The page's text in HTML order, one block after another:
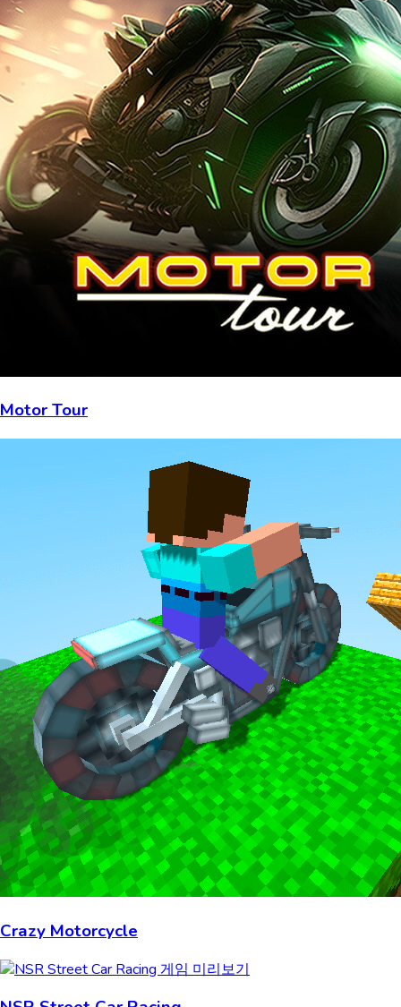
Motor Tour
Crazy Motorcycle